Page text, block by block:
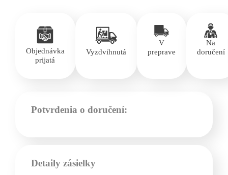
Objednávka
prijatá
Vyzdvihnutá
V
preprave
Na
doručení
Potvrdenia o doručení:
Detaily zásielky